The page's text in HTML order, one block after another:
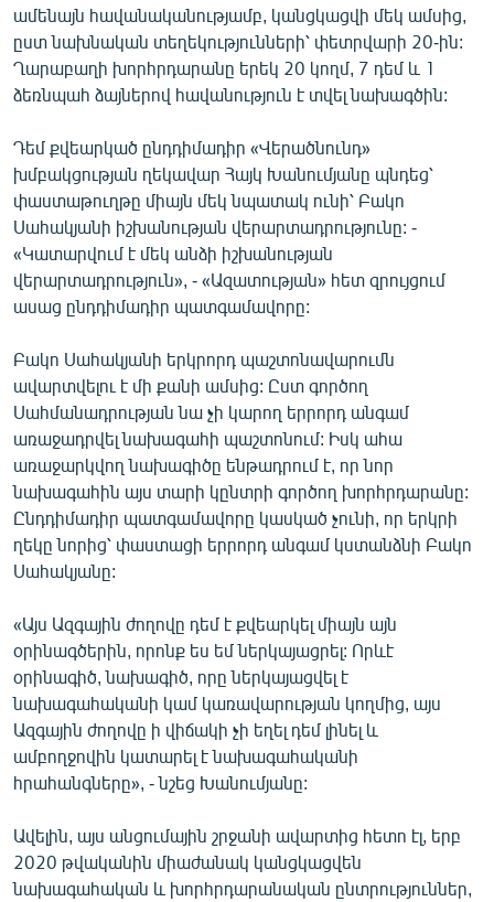
ՏԵՍԱՆՅՈՒԹԵՐ
ԲԱՆԱՎԵՃ
ՁԳՏԵԼՈՎ ԼԱՎԱԳՈՒՅՆԻՆ
ՓՈԴՔԱՍԹ
Հայերեն
English
Русский
«Ազատության» բոլոր կայքերը
ամենայն հավանականությամբ, կանցկացվի մեկ ամսից,
ըստ նախնական տեղեկությունների՝ փետրվարի 20-ին:
Ղարաբաղի խորհրդարանը երեկ 20 կողմ, 7 դեմ և 1
ձեռնպահ ձայներով հավանություն է տվել նախագծին:
Դեմ քվեարկած ընդդիմադիր «Վերածնունդ»
խմբակցության ղեկավար Հայկ Խանումյանը պնդեց՝
փաստաթուղթը միայն մեկ նպատակ ունի՝ Բակո
Սահակյանի իշխանության վերարտադրությունը: -
«Կատարվում է մեկ անձի իշխանության
վերարտադրություն», - «Ազատության» հետ զրույցում
ասաց ընդդիմադիր պատգամավորը:
Բակո Սահակյանի երկրորդ պաշտոնավարումն
ավարտվելու է մի քանի ամսից: Ըստ գործող
Սահմանադրության նա չի կարող երրորդ անգամ
առաջադրվել նախագահի պաշտոնում: Իսկ ահա
առաջարկվող նախագիծը ենթադրում է, որ նոր
նախագահին այս տարի կընտրի գործող խորհրդարանը:
Ընդդիմադիր պատգամավորը կասկած չունի, որ երկրի
ղեկը նորից՝ փաստացի երրորդ անգամ կստանձնի Բակո
Սահակյանը:
«Այս Ազգային ժողովը դեմ է քվեարկել միայն այն
օրինագծերին, որոնք ես եմ ներկայացրել: Որևէ
օրինագիծ, նախագիծ, որը ներկայացվել է
նախագահականի կամ կառավարության կողմից, այս
Ազգային ժողովը ի վիճակի չի եղել դեմ լինել և
ամբողջովին կատարել է նախագահականի
հրահանգները», - նշեց Խանումյանը:
Ավելին, այս անցումային շրջանի ավարտից հետո էլ, երբ
2020 թվականին միաժանակ կանցկացվեն
նախագահական և խորհրդարանական ընտրություններ,